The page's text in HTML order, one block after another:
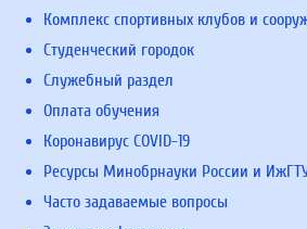
Комплекс спортивных клубов и
Студенческий городок
Служебный раздел
Оплата обучения
Коронавирус COVID-19
Ресурсы Минобрнауки России и
Часто задаваемые вопросы